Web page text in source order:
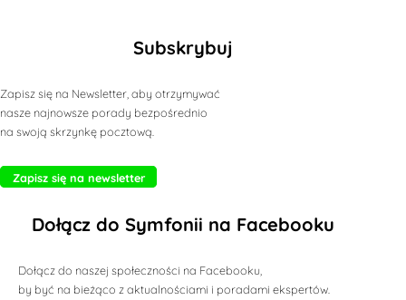
Subskrybuj
Zapisz się na Newsletter, aby otrzymywać
nasze najnowsze porady bezpośrednio
na swoją skrzynkę pocztową.
Zapisz się na newsletter
Dołącz do Symfonii na Facebooku
Dołącz do naszej społeczności na Facebooku,
by być na bieżąco z aktualnościami i poradami ekspertów.